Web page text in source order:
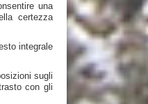
una
certezza
integrale
sugli
con gli